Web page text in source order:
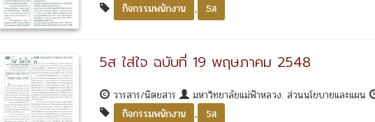
กิจกรรมพนักงาน
, 5ส
5ส ใส่ใจ ฉบับที่ 19 พฤษภาคม 2548
วารสาร/นิตยสาร มหาวิทยาลัยแม่ฟ้าหลวง. ส่วนนโยบายและแผน
กิจกรรมพนักงาน
, 5ส